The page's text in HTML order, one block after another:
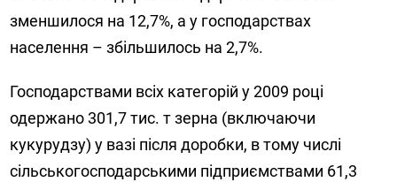
зменшилося на 12,7%, а у господарствах
населення – збільшилось на 2,7%.
Господарствами всіх категорій у 2009 році
одержано 301,7 тис. т зерна (включаючи
кукурудзу) у вазі після доробки, в тому числі
сільськогосподарськими підприємствами 61,3